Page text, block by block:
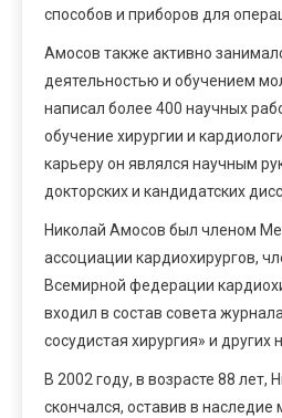
способов и приборов для
Амосов также активно
деятельностью и обучением
написал более 400 научных
обучение хирургии и
карьеру он являлся научным
докторских и кандидатских
Николай Амосов был членом
ассоциации кардиохирургов,
Всемирной федерации
входил в состав совета
сосудистая хирургия» и других
В 2002 году, в возрасте 88 лет,
скончался, оставив в